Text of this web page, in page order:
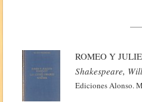
ROMEO Y
Shakespeare,
Ediciones Alonso.